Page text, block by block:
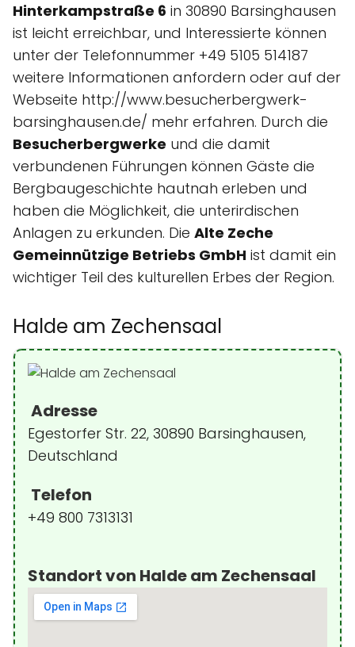
Hinterkampstraße 6 in 30890 Barsinghausen
ist leicht erreichbar, und Interessierte können
unter der Telefonnummer +49 5105 514187
weitere Informationen anfordern oder auf der
Webseite http://www.besucherbergwerk-
barsinghausen.de/ mehr erfahren. Durch die
Besucherbergwerke und die damit
verbundenen Führungen können Gäste die
Bergbaugeschichte hautnah erleben und
haben die Möglichkeit, die unterirdischen
Anlagen zu erkunden. Die Alte Zeche
Gemeinnützige Betriebs GmbH ist damit ein
wichtiger Teil des kulturellen Erbes der Region.
Halde am Zechensaal
Adresse
Egestorfer Str. 22, 30890 Barsinghausen,
Deutschland
Telefon
+49 800 7313131
Standort von Halde am Zechensaal